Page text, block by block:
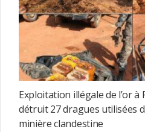
Exploitation illégale de l’or à
détruit 27 dragues utilisées
minière clandestine